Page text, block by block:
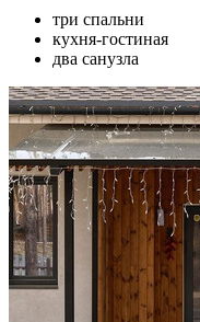
три спальни
кухня-гостиная
два санузла